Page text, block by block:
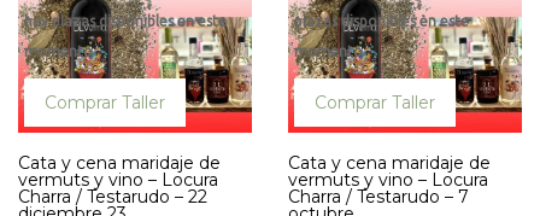
hay plazas disponibles en este
momento
Comprar Taller
Cata y cena maridaje de
vermuts y vino – Locura
Charra / Testarudo – 22
plazas disponibles en este
momento
Comprar Taller
Cata y cena maridaje de
vermuts y vino – Locura
Charra / Testarudo – 7